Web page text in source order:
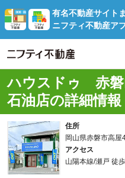
有名不動産サイト
ニフティ不動産ア
ハウスドゥ 赤
石油店の詳細情報
住所
岡山県赤磐市高屋
アクセス
山陽本線/瀬戸 徒